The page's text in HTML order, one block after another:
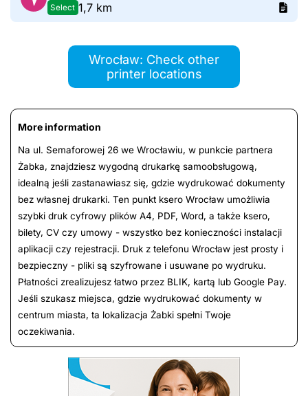
Select 1,7 km
Wrocław: Check other
printer locations
More information
Na ul. Semaforowej 26 we Wrocławiu, w punkcie partnera
Żabka, znajdziesz wygodną drukarkę samoobsługową,
idealną jeśli zastanawiasz się, gdzie wydrukować dokumenty
bez własnej drukarki. Ten punkt ksero Wrocław umożliwia
szybki druk cyfrowy plików A4, PDF, Word, a także ksero,
bilety, CV czy umowy - wszystko bez konieczności instalacji
aplikacji czy rejestracji. Druk z telefonu Wrocław jest prosty i
bezpieczny - pliki są szyfrowane i usuwane po wydruku.
Płatności zrealizujesz łatwo przez BLIK, kartą lub Google Pay.
Jeśli szukasz miejsca, gdzie wydrukować dokumenty w
centrum miasta, ta lokalizacja Żabki spełni Twoje
oczekiwania.